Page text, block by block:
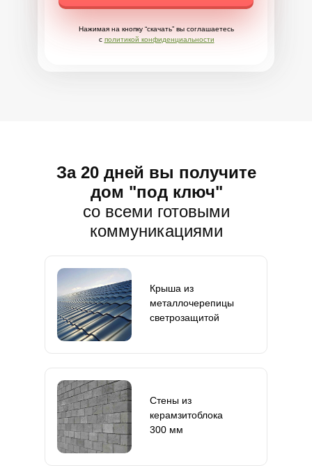
Нажимая на кнопку “скачать” вы соглашаетесь
с политикой конфиденциальности
За 20 дней вы получите
дом "под ключ"
со всеми готовыми
коммуникациями
Крыша из
металлочерепицы
светрозащитой
Стены из
керамзитоблока
300 мм